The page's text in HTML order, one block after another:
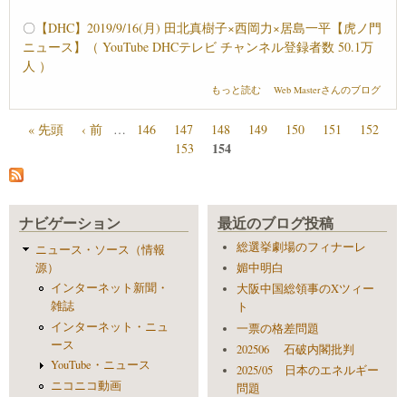
〇 【DHC】2019/9/16(月) 田北真樹子×西岡力×居島一平【虎ノ門
ニュース】（ YouTube DHCテレビ チャンネル登録者数 50.1万
人 ）
韓国運命の日１０月３日 について
もっと読む Web Masterさんのブログ
« 先頭 ‹ 前 … 146 147 148 149 150 151
152
153
154
ナビゲーション
ニュース・ソース（情報
源）
インターネット新聞・
雑誌
インターネット・ニュ
ース
YouTube・ニュース
ニコニコ動画
最近のブログ投稿
総選挙劇場のフィナーレ
媚中明白
大阪中国総領事のXツィー
ト
一票の格差問題
202506 石破内閣批判
2025/05 日本のエネルギー
問題